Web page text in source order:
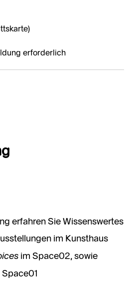
erforderlich
erfahren Sie Wissenswertes
im Kunsthaus
im Space02, sowie